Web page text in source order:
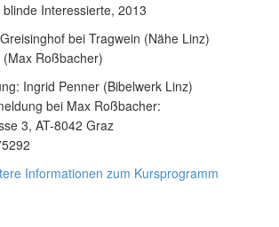
Interessierte, 2013
bei Tragwein (Nähe Linz)
(Max Roßbacher)
Ingrid Penner (Bibelwerk Linz)
bei Max Roßbacher:
3, AT-8042 Graz
Informationen zum Kursprogramm